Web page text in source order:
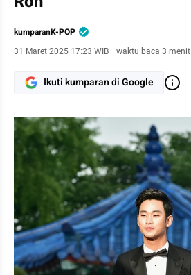
kumparanK-POP
31 Maret 2025 17:23 WIB · waktu baca 3 menit
Ikuti kumparan di Google